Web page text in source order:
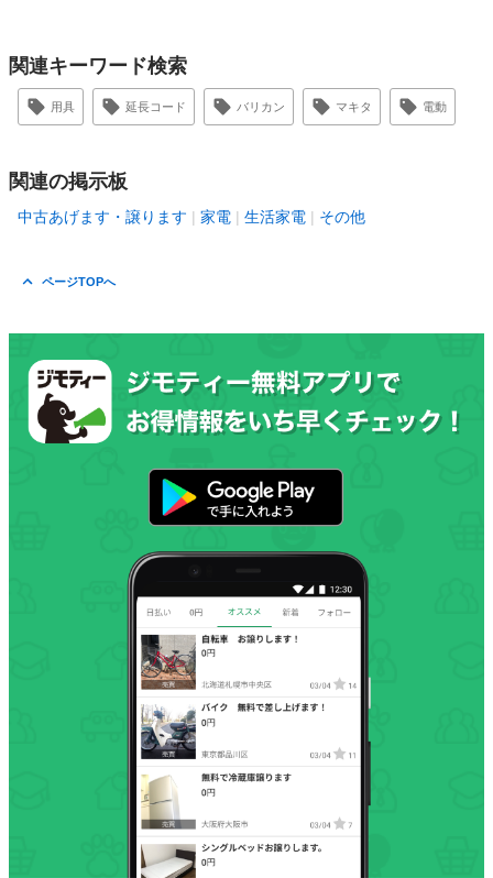
関連キーワード検索
用具 延長コード バリカン マキタ 電動
関連の掲示板
中古あげます・譲ります 家電 生活家電 その他
ページTOPへ